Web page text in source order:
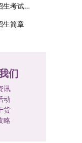
项”，并选定
点本科直博生
申请人须按学
请材料并完成
工作由上海交
织，具体考核
方案为准。录
寄达的申请材
12月下旬在
，确定进入复
加学校统一组
行通知，成绩
参加。3.复
、专业素养、
革。2024年
2025年进一
学科专业建
与工程”等新
单列专项招生
、西双版纳热
探索跨学科、
东北石油大学2026年博士研究生招生考试实施细则
生简章
们
讯
动
货
略